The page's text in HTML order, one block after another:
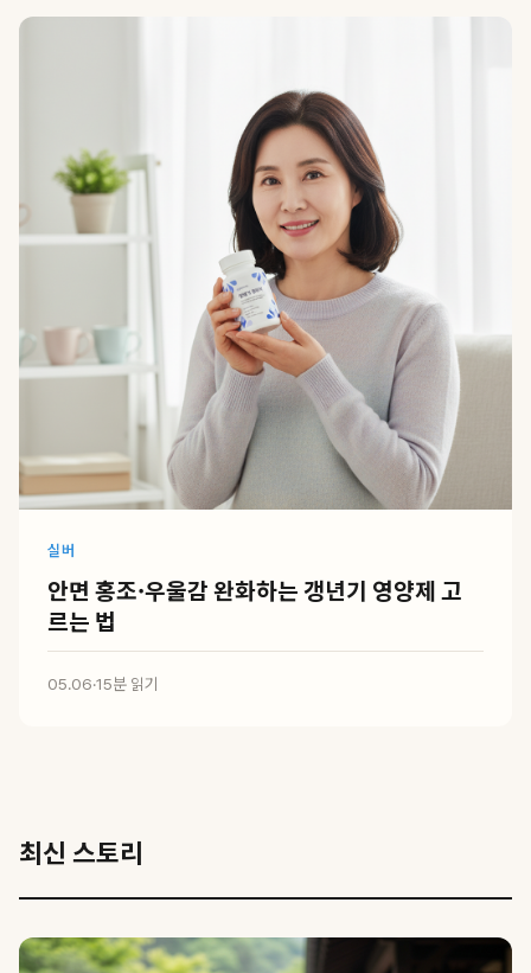
실버
안면 홍조·우울감 완화하는 갱년기 영양제 고
르는 법
05.06·15분 읽기
최신 스토리